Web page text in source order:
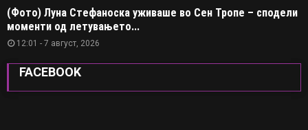
(Фото) Луна Стефаноска уживаше во Сен Тропе – сподели
моменти од летувањето...
12:01 - 7 август, 2026
FACEBOOK